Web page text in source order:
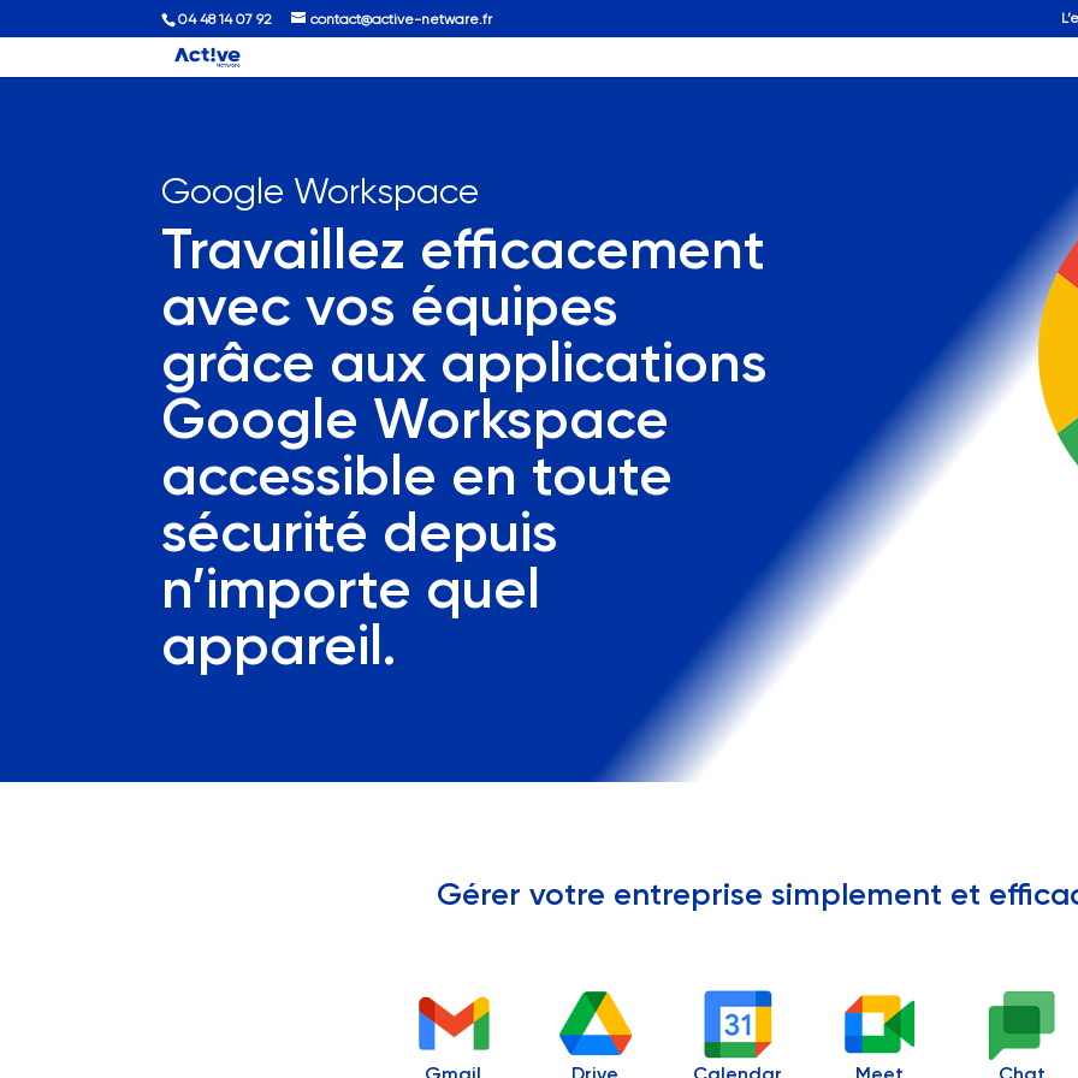
04 48 14 07 92 contact@active-netware.fr
Google Workspace
Travaillez efficacement
avec vos équipes
grâce aux applications
Google Workspace
accessible en toute
sécurité depuis
n’importe quel
appareil.
Gérer votre entreprise simplement et
Gmail Drive Calendar Meet Chat